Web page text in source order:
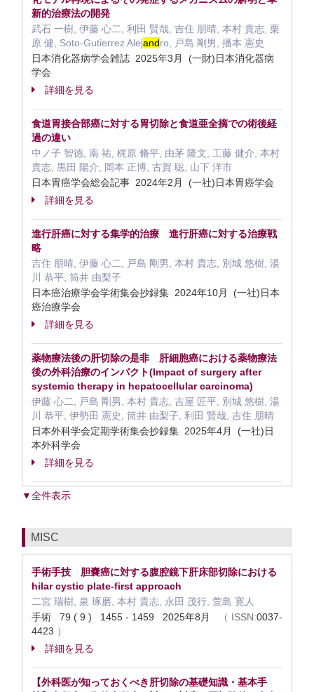
新的治療法の開発
武石 一樹, 伊藤 心二, 利田 賢哉, 吉住 朋晴, 本村 貴志, 栗
原 健, Soto-Gutierrez Alejandro, 戸島 剛男, 播本 憲史
日本消化器病学会雑誌 2025年3月 (一財)日本消化器病
学会
詳細を見る
食道胃接合部癌に対する胃切除と食道亜全摘での術後経
過の違い
中ノ子 智徳, 南 祐, 梶原 脩平, 由茅 隆文, 工藤 健介, 本村
貴志, 黒田 陽介, 岡本 正博, 古賀 聡, 山下 洋市
日本胃癌学会総会記事 2024年2月 (一社)日本胃癌学会
詳細を見る
進行肝癌に対する集学的治療 進行肝癌に対する治療戦
略
吉住 朋晴, 伊藤 心二, 戸島 剛男, 本村 貴志, 別城 悠樹, 湯
川 恭平, 筒井 由梨子
日本癌治療学会学術集会抄録集 2024年10月 (一社)日本
癌治療学会
詳細を見る
薬物療法後の肝切除の是非 肝細胞癌における薬物療法
後の外科治療のインパクト(Impact of surgery after
systemic therapy in hepatocellular carcinoma)
伊藤 心二, 戸島 剛男, 本村 貴志, 吉屋 匠平, 別城 悠樹, 湯
川 恭平, 伊勢田 憲史, 筒井 由梨子, 利田 賢哉, 吉住 朋晴
日本外科学会定期学術集会抄録集 2025年4月 (一社)日
本外科学会
詳細を見る
▼全件表示
MISC
手術手技 胆嚢癌に対する腹腔鏡下肝床部切除における
hilar cystic plate-first approach
二宮 瑞樹, 泉 琢磨, 本村 貴志, 永田 茂行, 萱島 寛人
手術 79 ( 9 ) 1455 - 1459 2025年8月
（ ISSN:0037-
4423 ）
詳細を見る
【外科医が知っておくべき肝切除の基礎知識・基本手